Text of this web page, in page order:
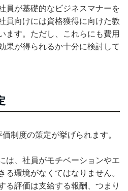
員が基礎的なビジネスマナーを
員向けには資格獲得に向けた教
ます。ただし、これらにも費用
果が得られるか十分に検討して
制度の策定が挙げられます。
は、社員がモチベーションやエ
る環境がなくてはなりません。
る評価は支給する報酬、つまり